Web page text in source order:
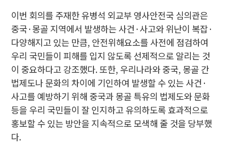
이번 회의를 주재한 유병석 외교부 영사안전국 심의관은
중국·몽골 지역에서 발생하는 사건·사고와 위난이 복잡·
다양해지고 있는 만큼, 안전위해요소를 사전에 점검하여
우리 국민들이 피해를 입지 않도록 선제적으로 알리는 것
이 중요하다고 강조했다. 또한, 우리나라와 중국, 몽골 간
법제도나 문화의 차이에 기인하여 발생할 수 있는 사건·
사고를 예방하기 위해 중국과 몽골 특유의 법제도와 문화
등을 우리 국민들이 잘 인지하고 유의하도록 효과적으로
홍보할 수 있는 방안을 지속적으로 모색해 줄 것을 당부했
다.